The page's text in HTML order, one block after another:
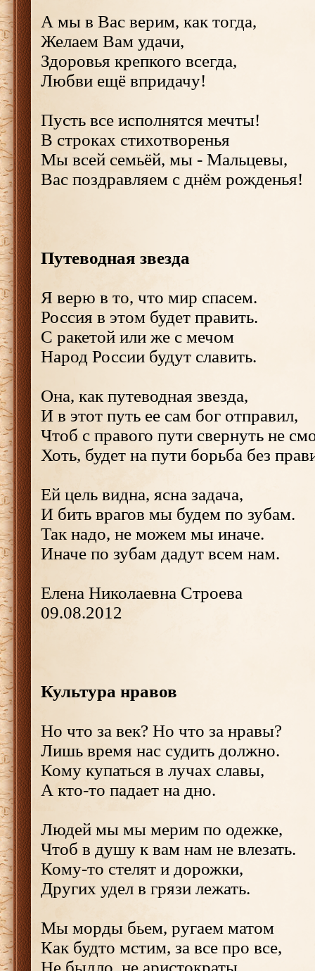
А мы в Вас верим, как тогда,
Желаем Вам удачи,
Здоровья крепкого всегда,
Любви ещё впридачу!
Пусть все исполнятся мечты!
В строках стихотворенья
Мы всей семьёй, мы - Мальцевы,
Вас поздравляем с днём рожденья!
Путеводная звезда
Я верю в то, что мир спасем.
Россия в этом будет править.
С ракетой или же с мечом
Народ России будут славить.
Она, как путеводная звезда,
И в этот путь ее сам бог отправил,
Чтоб с правого пути свернуть не
Хоть, будет на пути борьба без
Ей цель видна, ясна задача,
И бить врагов мы будем по зубам.
Так надо, не можем мы иначе.
Иначе по зубам дадут всем нам.
Елена Николаевна Строева
09.08.2012
Культура нравов
Но что за век? Но что за нравы?
Лишь время нас судить должно.
Кому купаться в лучах славы,
А кто-то падает на дно.
Людей мы мы мерим по одежке,
Чтоб в душу к вам нам не влезать.
Кому-то стелят и дорожки,
Других удел в грязи лежать.
Мы морды бьем, ругаем матом
Как будто мстим, за все про все,
Не быдло, не аристократы,